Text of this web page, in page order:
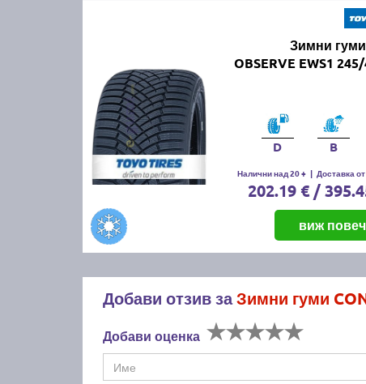
Зимни гуми
OBSERVE EWS1
D B
Налични над 20 + | Доставка
202.19 € /
виж
Добави отзив заЗимни гуми
Добави оценка